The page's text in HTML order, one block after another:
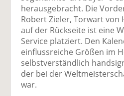
herausgebracht. Die
Robert Zieler, Torwart von
auf der Rückseite ist eine
Service platziert. Den
einflussreiche Größen im
selbstverständlich
der bei der
war.